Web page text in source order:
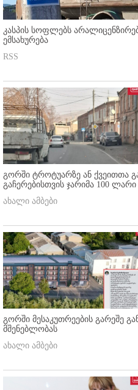
კასპის სოფლებს
ემსახურება
RSS
გორში ტროტუარზე ან ქვეითთა
გაჩერებისთვის ჯარიმა 100 ლარი
ახალი ამბები
გორში მესაკუთრეების გარეშე
მშენებლობას
ახალი ამბები